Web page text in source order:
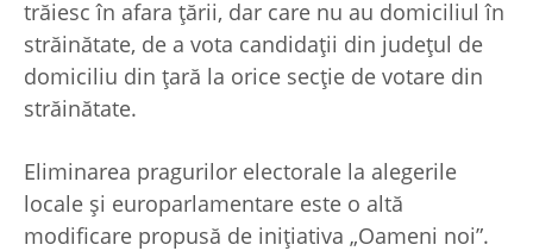
trăiesc în afara țării, dar care nu au domiciliul în
străinătate, de a vota candidații din județul de
domiciliu din țară la orice secție de votare din
străinătate.
Eliminarea pragurilor electorale la alegerile
locale și europarlamentare este o altă
modificare propusă de inițiativa „Oameni noi”.